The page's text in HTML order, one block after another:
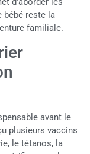
bébé reste la
familiale.
avant le
plusieurs vaccins
le tétanos, la